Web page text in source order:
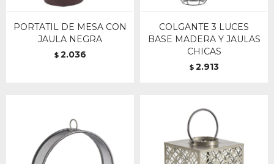
PORTATIL DE MESA CON
JAULA NEGRA
$ 2.036
COLGANTE 3 LUCES
BASE MADERA Y JAULAS
CHICAS
$ 2.913